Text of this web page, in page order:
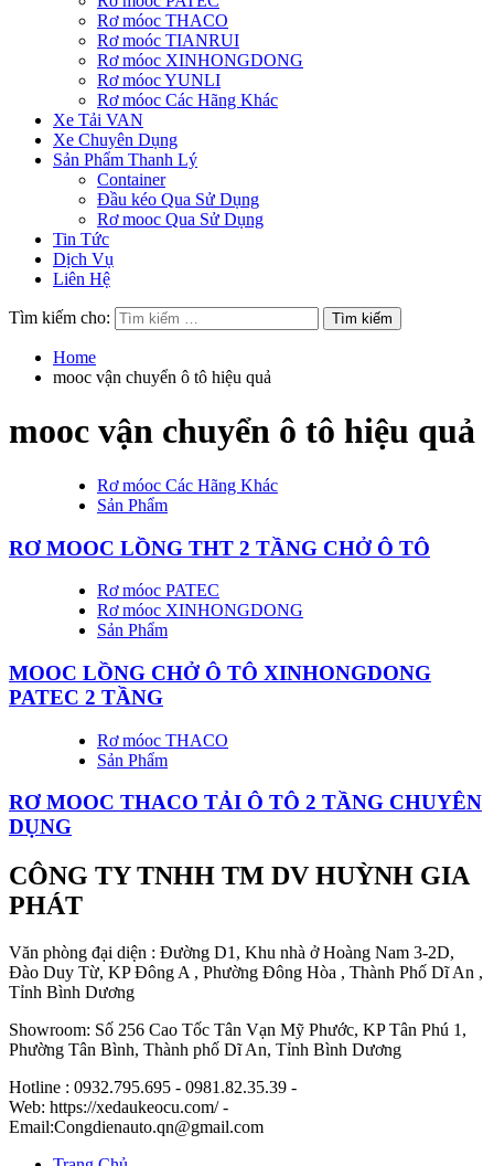
Rơ móoc THACO
Rơ moóc TIANRUI
Rơ móoc XINHONGDONG
Rơ móoc YUNLI
Rơ móoc Các Hãng Khác
Xe Tải VAN
Xe Chuyên Dụng
Sản Phẩm Thanh Lý
Container
Đầu kéo Qua Sử Dụng
Rơ mooc Qua Sử Dụng
Tin Tức
Dịch Vụ
Liên Hệ
Tìm kiếm cho:
Home
mooc vận chuyển ô tô hiệu quả
mooc vận chuyển ô tô hiệu quả
Rơ móoc Các Hãng Khác
Sản Phẩm
RƠ MOOC LỒNG THT 2 TẦNG CHỞ Ô TÔ
Rơ móoc PATEC
Rơ móoc XINHONGDONG
Sản Phẩm
MOOC LỒNG CHỞ Ô TÔ XINHONGDONG
PATEC 2 TẦNG
Rơ móoc THACO
Sản Phẩm
RƠ MOOC THACO TẢI Ô TÔ 2 TẦNG CHUYÊN
DỤNG
CÔNG TY TNHH TM DV HUỲNH GIA
PHÁT
Văn phòng đại diện : Đường D1, Khu nhà ở Hoàng Nam 3-2D,
Đào Duy Từ, KP Đông A , Phường Đông Hòa , Thành Phố Dĩ An ,
Tỉnh Bình Dương
Showroom: Số 256 Cao Tốc Tân Vạn Mỹ Phước, KP Tân Phú 1,
Phường Tân Bình, Thành phố Dĩ An, Tỉnh Bình Dương
Hotline : 0932.795.695 - 0981.82.35.39 -
Web: https://xedaukeocu.com/ -
Email:Congdienauto.qn@gmail.com